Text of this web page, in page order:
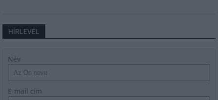
HÍRLEVÉL
Név
E-mail cím